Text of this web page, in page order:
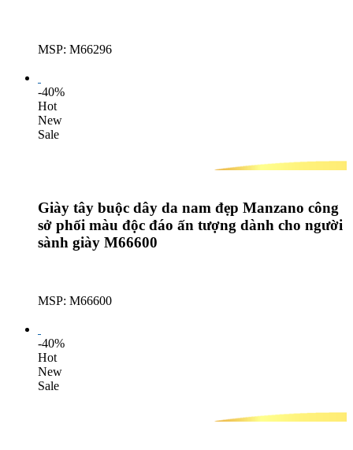
MSP: M66296
-40%
Hot
New
Sale
Giày tây buộc dây da nam đẹp Manzano công
sở phối màu độc đáo ấn tượng dành cho người
sành giày M66600
MSP: M66600
-40%
Hot
New
Sale